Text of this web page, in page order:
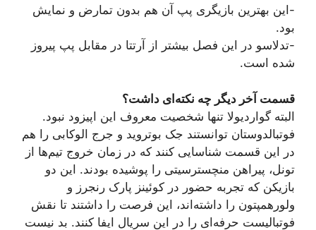
-این بهترین بازیگری پپ آن هم بدون تمارض و نمایش
بود.
-تدلاسو در این فصل بیشتر از آرتتا در مقابل پپ پیروز
شده است.
قسمت آخر دیگر چه نکته‌ای داشت؟
البته گواردیولا تنها شخصیت معروف این اپیزود نبود.
فوتبالدوستان توانستند جک بوتروید و جرج الوکابی را هم
در این قسمت شناسایی کنند که در زمان خروج تیم‌ها از
تونل، پیراهن منچسترسیتی را پوشیده بودند. این دو
بازیکن که تجربه حضور در کوئینز پارک رنجرز و
ولورهمپتون را داشته‌اند، این فرصت را داشتند تا نقش
فوتبالیست حرفه‌ای را در این سریال ایفا کنند. بد نیست